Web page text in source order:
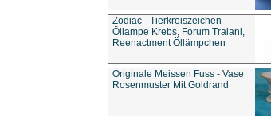
Zodiac - Tierkreiszeichen
Öllampe Krebs, Forum Traiani,
Reenactment Öllämpchen
Originale Meissen Fuss - Vase
Rosenmuster Mit Goldrand